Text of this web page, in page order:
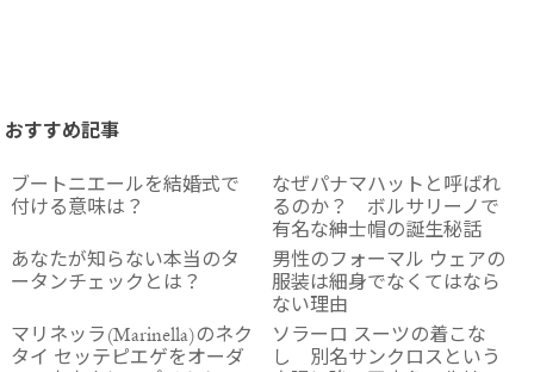
おすすめ記事
ブートニエールを結婚式で
付ける意味は？
なぜパナマハットと呼ばれ
るのか？ ボルサリーノで
有名な紳士帽の誕生秘話
あなたが知らない本当のタ
ータンチェックとは？
男性のフォーマル ウェアの
服装は細身でなくてはなら
ない理由
マリネッラ(Marinella)のネク
タイ セッテピエゲをオーダ
ソラーロ スーツの着こな
し 別名サンクロスという